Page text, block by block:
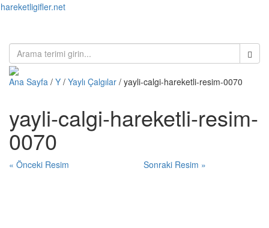
hareketligifler.net
Ana Sayfa / Y / Yaylı Çalgılar / yayli-calgi-hareketli-resim-0070
yayli-calgi-hareketli-resim-
0070
« Önceki Resim Sonraki Resim »